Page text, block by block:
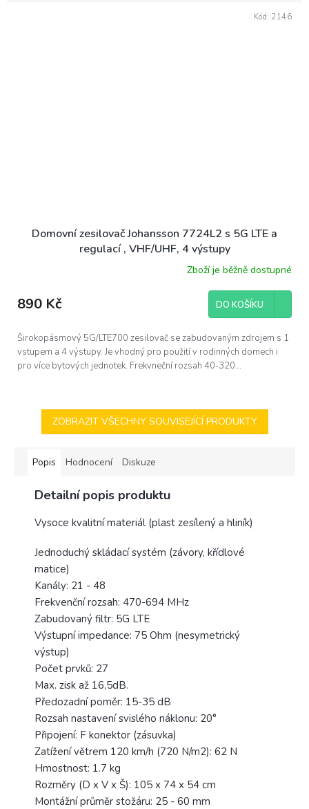
Domovní zesilovač Johansson 7724L2 s 5G LTE a
regulací , VHF/UHF, 4 výstupy
Zboží je běžně dostupné
890 Kč DO KOŠÍKU
Širokopásmový 5G/LTE700 zesilovač se zabudovaným zdrojem s 1
vstupem a 4 výstupy. Je vhodný pro použití v rodinných domech i
pro více bytových jednotek. Frekvneční rozsah 40-320...
Kód: 2146
ZOBRAZIT VŠECHNY SOUVISEJÍCÍ PRODUKTY
Popis Hodnocení Diskuze
Detailní popis produktu
Vysoce kvalitní materiál (plast zesílený a hliník)
Jednoduchý skládací systém (závory, křídlové
matice)
Kanály: 21 - 48
Frekvenční rozsah: 470-694 MHz
Zabudovaný filtr: 5G LTE
Výstupní impedance: 75 Ohm (nesymetrický
výstup)
Počet prvků: 27
Max. zisk až 16,5dB.
Předozadní poměr: 15-35 dB
Rozsah nastavení svislého náklonu: 20°
Připojení: F konektor (zásuvka)
Zatížení větrem 120 km/h (720 N/m2): 62 N
Hmostnost: 1.7 kg
Rozměry (D x V x Š): 105 x 74 x 54 cm
Montážní průměr stožáru: 25 - 60 mm